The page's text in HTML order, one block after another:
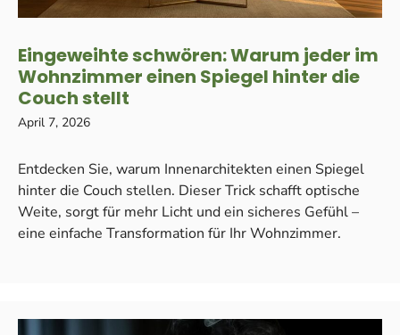
Eingeweihte schwören: Warum jeder im
Wohnzimmer einen Spiegel hinter die
Couch stellt
April 7, 2026
Entdecken Sie, warum Innenarchitekten einen Spiegel
hinter die Couch stellen. Dieser Trick schafft optische
Weite, sorgt für mehr Licht und ein sicheres Gefühl –
eine einfache Transformation für Ihr Wohnzimmer.